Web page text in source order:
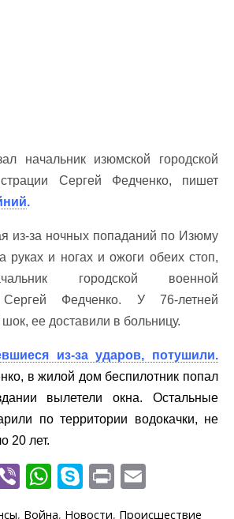
начальник изюмской городской
Сергей Федченко, пишет
.
из-за ночных попаданий по Изюму
руках и ногах и ожоги обеих стоп,
городской военной
Сергей Федченко. У 76-летней
ее доставили в больницу.
из-за ударов, потушили.
в жилой дом беспилотник попал
вылетели окна. Остальные
по территории водокачки, не
20 лет.
Vi W S Pr
, Война, Новости, Происшествие